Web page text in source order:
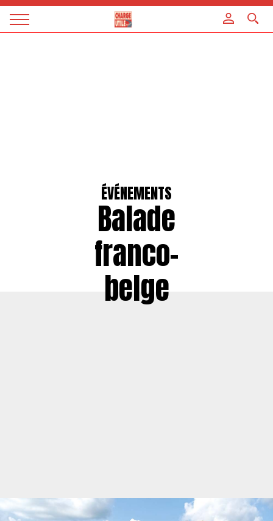
Magazine
ÉVÉNEMENTS
Balade
franco-
belge
Panneau de gestion des cookies